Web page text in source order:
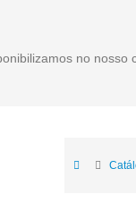
no